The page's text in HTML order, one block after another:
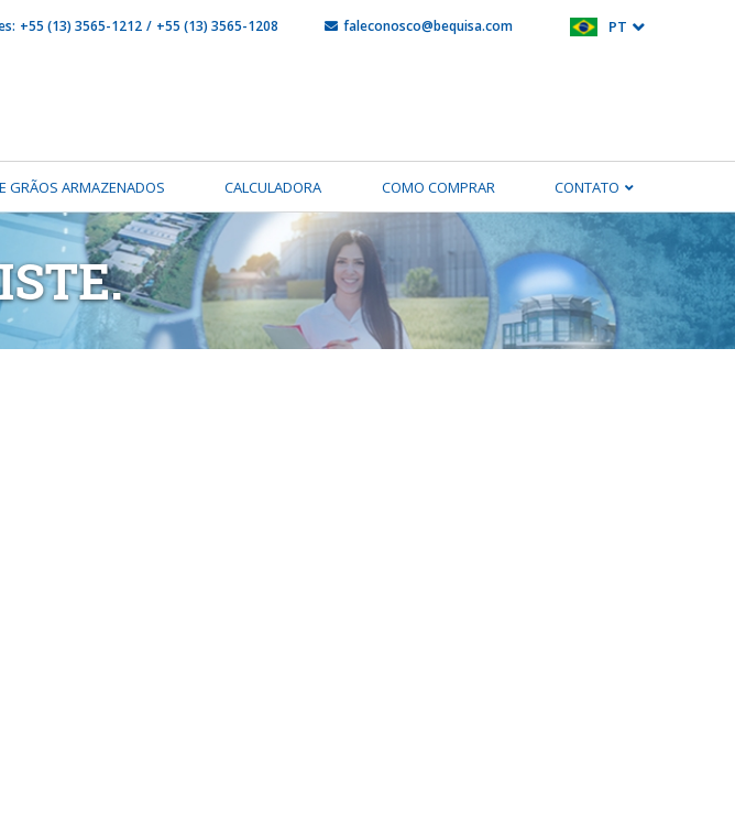
+55 (13) 3565-1212 / +55 (13) 3565-1208 faleconosco@bequisa.com PT
GRÃOS ARMAZENADOS CALCULADORA COMO COMPRAR CONTATO